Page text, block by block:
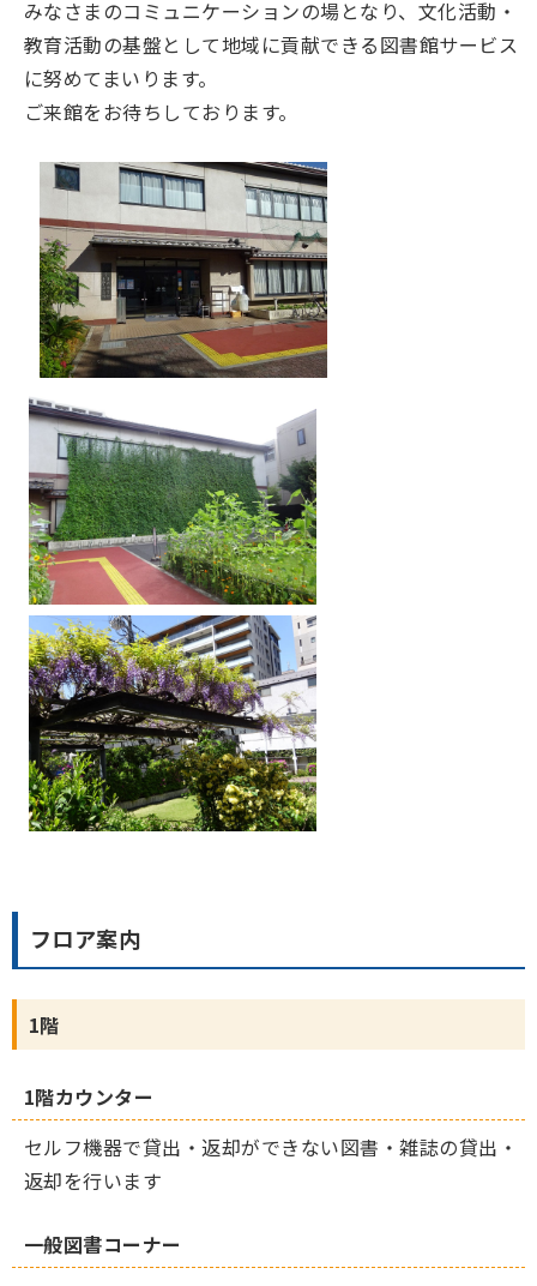
みなさまのコミュニケーションの場となり、文化活動・
教育活動の基盤として地域に貢献できる図書館サービス
に努めてまいります。
ご来館をお待ちしております。
フロア案内
1階
1階カウンター
セルフ機器で貸出・返却ができない図書・雑誌の貸出・
返却を行います
一般図書コーナー